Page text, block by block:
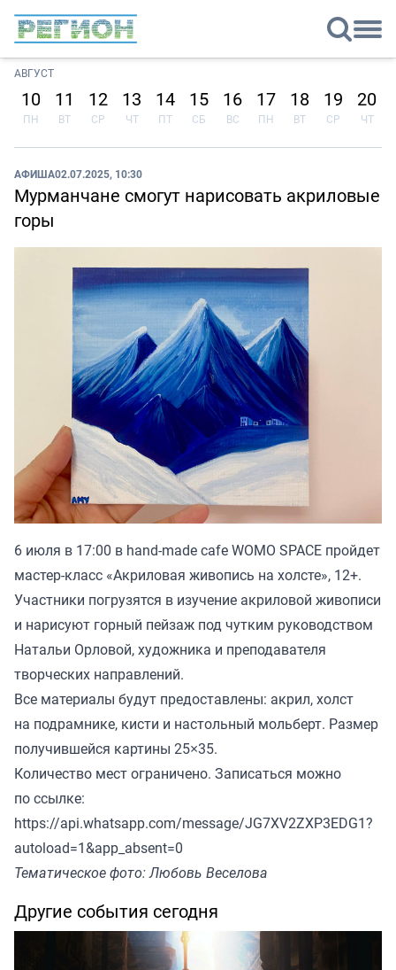
АВГУСТ
10
ПН
11
ВТ
12
СР
13
ЧТ
14
ПТ
15
СБ
16
ВС
17
ПН
18
ВТ
19
СР
20
ЧТ
АФИША02.07.2025, 10:30
Мурманчане смогут нарисовать акриловые
горы
6 июля в 17:00 в hand-made cafe WOMO SPACE пройдет
мастер-класс «Акриловая живопись на холсте», 12+.
Участники погрузятся в изучение акриловой живописи
и нарисуют горный пейзаж под чутким руководством
Натальи Орловой, художника и преподавателя
творческих направлений.
Все материалы будут предоставлены: акрил, холст
на подрамнике, кисти и настольный мольберт. Размер
получившейся картины 25×35.
Количество мест ограничено. Записаться можно
по ссылке:
https://api.whatsapp.com/message/JG7XV2ZXP3EDG1?
autoload=1&app_absent=0
Тематическое фото: Любовь Веселова
Другие события сегодня